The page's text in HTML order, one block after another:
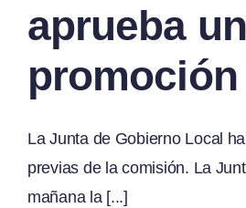
aprueba
La Junta de Gobierno Local
previas de la comisión. La
mañana la [...]